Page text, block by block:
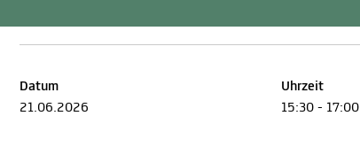
Datum
21.06.2026
Uhrzeit
15:30 - 17:00